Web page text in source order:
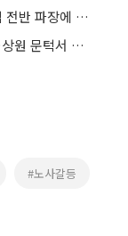
삼성바이오 노조, ‘공급 신뢰’ 흔드나…산업 전반 파장에 조 단위 손실 우려도
美 클래리티 법안 연내 통과 가능성 13%…상원 문턱서 제동
#노사갈등